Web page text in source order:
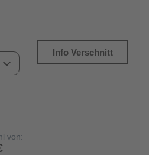
Info Verschnitt
von: